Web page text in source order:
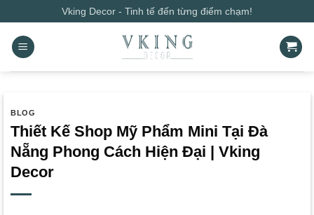
qua
nội
dung
Vking Decor - Tinh tế đến từng điểm chạm!
BLOG
Thiết Kế Shop Mỹ Phẩm Mini Tại Đà
Nẵng Phong Cách Hiện Đại | Vking
Decor